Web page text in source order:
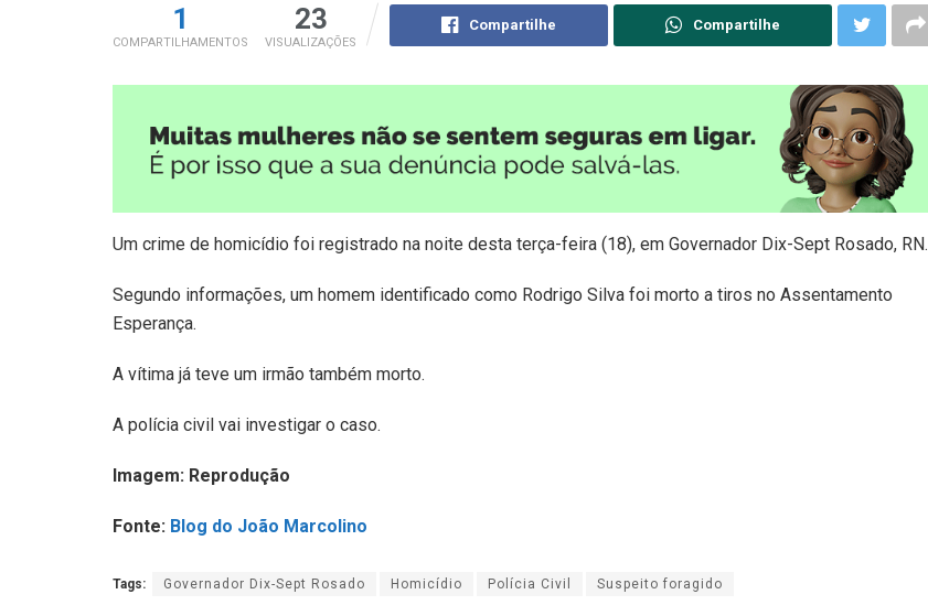
1
COMPARTILHAMENTOS
23
VISUALIZAÇÕES
Compartilhe Compartilhe
Um crime de homicídio foi registrado na noite desta terça-feira (18), em Governador Dix-Sept Rosado, RN.
Segundo informações, um homem identificado como Rodrigo Silva foi morto a tiros no Assentamento
Esperança.
A vítima já teve um irmão também morto.
A polícia civil vai investigar o caso.
Imagem: Reprodução
Fonte: Blog do João Marcolino
Tags: Governador Dix-Sept Rosado Homicídio Polícia Civil Suspeito foragido